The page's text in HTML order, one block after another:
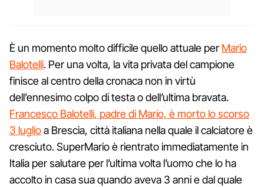
È un momento molto difficile quello attuale per Mario
Balotelli. Per una volta, la vita privata del campione
finisce al centro della cronaca non in virtù
dell’ennesimo colpo di testa o dell’ultima bravata.
Francesco Balotelli, padre di Mario, è morto lo scorso
3 luglioa Brescia, città italiana nella quale il calciatore è
cresciuto. SuperMario è rientrato immediatamente in
Italia per salutare per l’ultima volta l’uomo che lo ha
accolto in casa sua quando aveva 3 anni e dal quale